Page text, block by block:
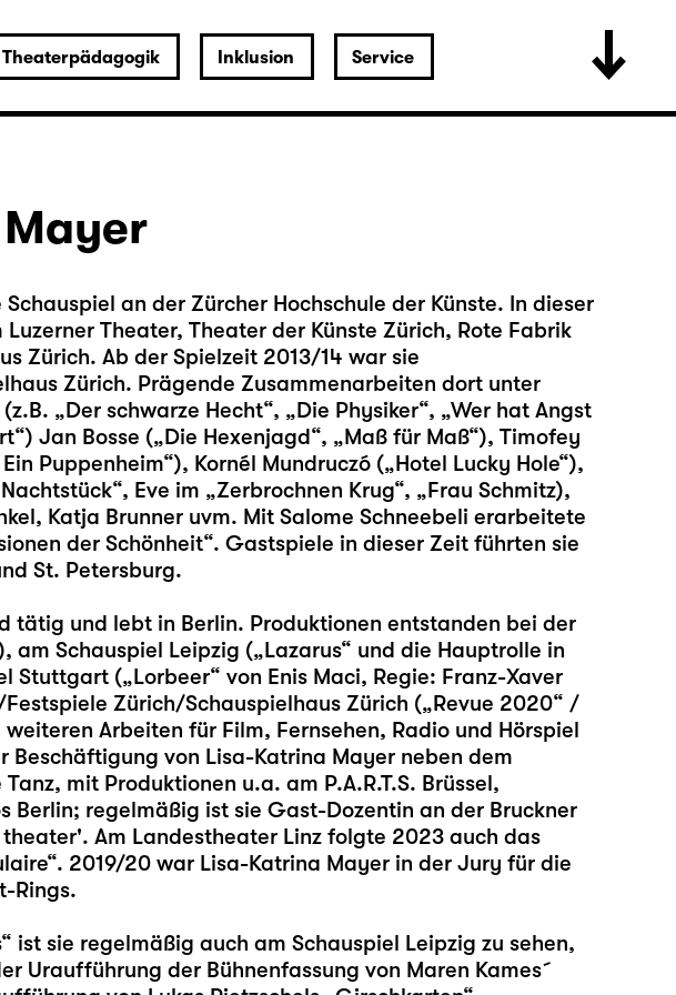
Theaterpädagogik Inklusion Service
an der Zürcher Hochschule der Künste. In dieser
Theater, Theater der Künste Zürich, Rote Fabrik
Zürich. Ab der Spielzeit 2013/14 war sie
Zürich. Prägende Zusammenarbeiten dort unter
„Der schwarze Hecht“, „Die Physiker“, „Wer hat Angst
Jan Bosse („Die Hexenjagd“, „Maß für Maß“), Timofey
Puppenheim“), Kornél Mundruczó („Hotel Lucky Hole“),
Eve im „Zerbrochnen Krug“, „Frau Schmitz),
Katja Brunner uvm. Mit Salome Schneebeli erarbeitete
der Schönheit“. Gastspiele in dieser Zeit führten sie
St. Petersburg.
tätig und lebt in Berlin. Produktionen entstanden bei der
am Schauspiel Leipzig („Lazarus“ und die Hauptrolle in
Stuttgart („Lorbeer“ von Enis Maci, Regie: Franz-Xaver
Zürich/Schauspielhaus Zürich („Revue 2020“ /
Arbeiten für Film, Fernsehen, Radio und Hörspiel
Beschäftigung von Lisa-Katrina Mayer neben dem
mit Produktionen u.a. am P.A.R.T.S. Brüssel,
Berlin; regelmäßig ist sie Gast-Dozentin an der Bruckner
Am Landestheater Linz folgte 2023 auch das
2019/20 war Lisa-Katrina Mayer in der Jury für die
Rings.
ist sie regelmäßig auch am Schauspiel Leipzig zu sehen,
Uraufführung der Bühnenfassung von Maren Kames´